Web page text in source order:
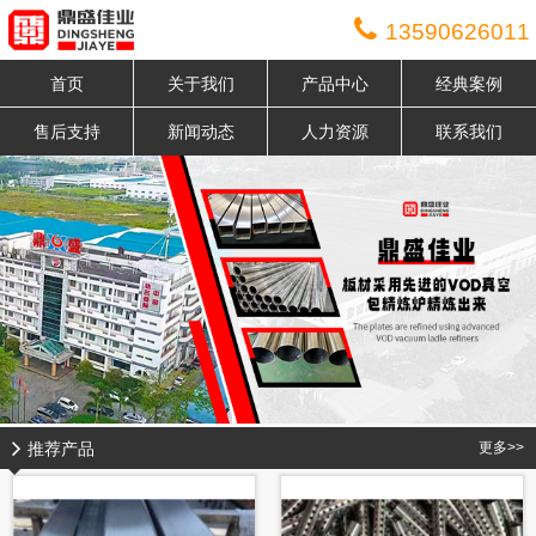
13590626011
首页 关于我们 产品中心 经典案例
售后支持 新闻动态 人力资源 联系我们
更多>>
推荐产品